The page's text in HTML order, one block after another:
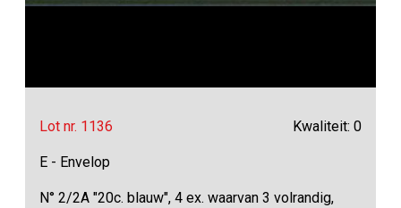
Lot nr. 1136 Kwaliteit: 0
E - Envelop
N° 2/2A "20c. blauw", 4 ex. waarvan 3 volrandig,